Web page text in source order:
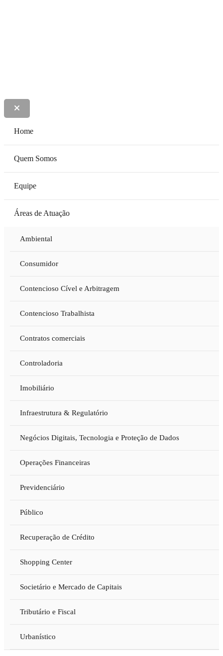
Lima, Lobato e Colen Advogados
Home
Quem Somos
Equipe
Áreas de Atuação
Ambiental
Consumidor
Contencioso Cível e Arbitragem
Contencioso Trabalhista
Contratos comerciais
Controladoria
Imobiliário
Infraestrutura & Regulatório
Negócios Digitais, Tecnologia e Proteção de Dados
Operações Financeiras
Previdenciário
Público
Recuperação de Crédito
Shopping Center
Societário e Mercado de Capitais
Tributário e Fiscal
Urbanístico